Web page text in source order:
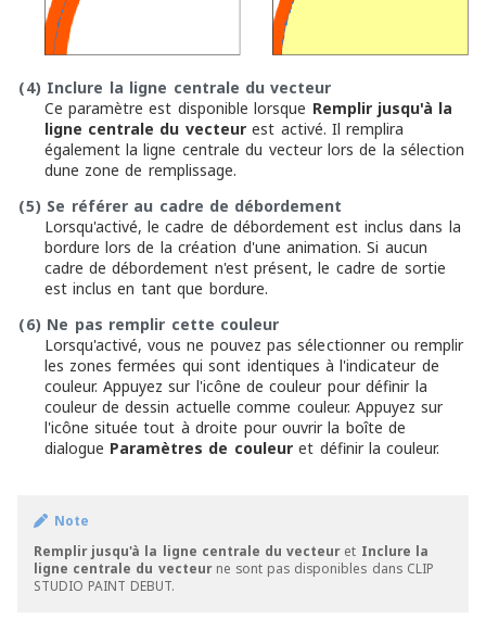
(4) Inclure la ligne centrale du vecteur
Ce paramètre est disponible lorsque Remplir jusqu'à la
ligne centrale du vecteurest activé. Il remplira
également la ligne centrale du vecteur lors de la sélection
dune zone de remplissage.
(5) Se référer au cadre de débordement
Lorsqu'activé, le cadre de débordement est inclus dans la
bordure lors de la création d'une animation. Si aucun
cadre de débordement n'est présent, le cadre de sortie
est inclus en tant que bordure.
(6) Ne pas remplir cette couleur
Lorsqu'activé, vous ne pouvez pas sélectionner ou remplir
les zones fermées qui sont identiques à l'indicateur de
couleur. Appuyez sur l'icône de couleur pour définir la
couleur de dessin actuelle comme couleur. Appuyez sur
l'icône située tout à droite pour ouvrir la boîte de
dialogue Paramètres de couleuret définir la couleur.
Note
Remplir jusqu'à la ligne centrale du vecteuret Inclure la
ligne centrale du vecteurne sont pas disponibles dans CLIP
STUDIO PAINT DEBUT.